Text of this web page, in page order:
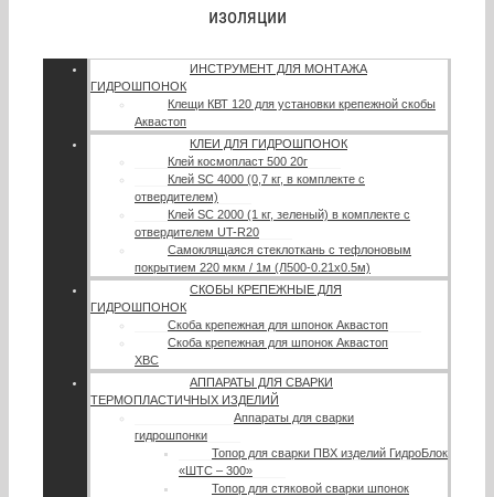
изоляции
ИНСТРУМЕНТ ДЛЯ МОНТАЖА
ГИДРОШПОНОК
Клещи КВТ 120 для установки крепежной скобы
Аквастоп
КЛЕИ ДЛЯ ГИДРОШПОНОК
Клей космопласт 500 20г
Клей SC 4000 (0,7 кг, в комплекте с
отвердителем)
Клей SC 2000 (1 кг, зеленый) в комплекте с
отвердителем UT-R20
Самоклящаяся стеклоткань с тефлоновым
покрытием 220 мкм / 1м (Л500-0.21х0.5м)
СКОБЫ КРЕПЕЖНЫЕ ДЛЯ
ГИДРОШПОНОК
Скоба крепежная для шпонок Аквастоп
Скоба крепежная для шпонок Аквастоп
ХВС
АППАРАТЫ ДЛЯ СВАРКИ
ТЕРМОПЛАСТИЧНЫХ ИЗДЕЛИЙ
Аппараты для сварки
гидрошпонки
Топор для сварки ПВХ изделий ГидроБлок
«ШТС – 300»
Топор для стяковой сварки шпонок